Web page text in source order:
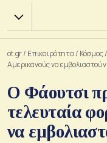
Χ.Α.
ot.gr/ Επικαιρότητα / Κόσμος
Αμερικανούς να εμβολιαστούν
Ο Φάουτσι
τελευταία
να